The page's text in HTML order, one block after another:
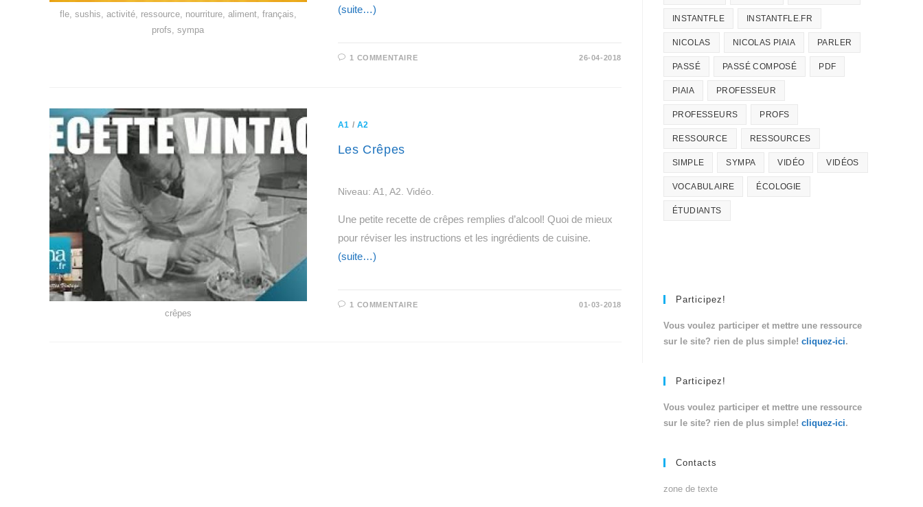
fle, sushis, activité, ressource, nourriture, aliment, français,
profs, sympa
(suite…)
1 COMMENTAIRE 26-04-2018
crêpes
A1 / A2
Les Crêpes
Niveau: A1, A2. Vidéo.
Une petite recette de crêpes remplies d’alcool! Quoi de mieux
pour réviser les instructions et les ingrédients de cuisine.
(suite…)
1 COMMENTAIRE 01-03-2018
INSTANTFLE INSTANTFLE.FR
NICOLAS NICOLAS PIAIA PARLER
PASSÉ PASSÉ COMPOSÉ PDF
PIAIA PROFESSEUR
PROFESSEURS PROFS
RESSOURCE RESSOURCES
SIMPLE SYMPA VIDÉO VIDÉOS
VOCABULAIRE ÉCOLOGIE
ÉTUDIANTS
Participez!
Vous voulez participer et mettre une ressource
sur le site? rien de plus simple! cliquez-ici.
Participez!
Vous voulez participer et mettre une ressource
sur le site? rien de plus simple! cliquez-ici.
Contacts
zone de texte